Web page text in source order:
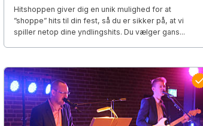
Hitshoppen giver dig en unik mulighed for at
”shoppe” hits til din fest, så du er sikker på, at vi
spiller netop dine yndlingshits. Du vælger gans...